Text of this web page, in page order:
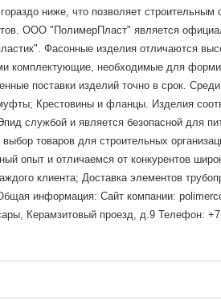
ниже, что позволяет
ООО "ПолимерПласт" является
Фасонные изделия отличаются
комплектующие, необходимые для
поставки изделий точно в срок.
Крестовины и фланцы. Изделия
службой и является безопасной для
товаров для строительных
и отличаемся от конкурентов
клиента; Доставка элементов
информация: Сайт компании:
Керамзитовый проезд, д.9 Телефон: